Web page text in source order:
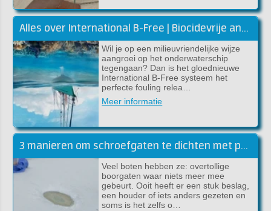
Alles over International B-Free | Biocidevrije antifouling
Wil je op een milieuvriendelijke wijze
aangroei op het onderwaterschip
tegengaan? Dan is het gloednieuwe
International B-Free systeem het
perfecte fouling relea…
Meer informatie
3 manieren om schroefgaten te dichten met polyester
Veel boten hebben ze: overtollige
boorgaten waar niets meer mee
gebeurt. Ooit heeft er een stuk beslag,
een houder of iets anders gezeten en
soms is het zelfs o…